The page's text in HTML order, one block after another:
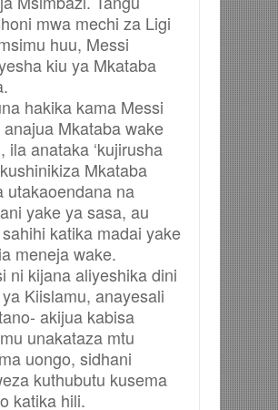
mwa mechi za Ligi
huu, Messi
kiu ya Mkataba
hakika kama Messi
anajua Mkataba wake
ila anataka ‘kujirusha
Mkataba
utakaoendana na
yake ya sasa, au
katika madai yake
meneja wake.
ni kijana aliyeshika dini
Kiislamu, anayesali
akijua kabisa
unakataza mtu
uongo, sidhani
kuthubutu kusema
katika hili.